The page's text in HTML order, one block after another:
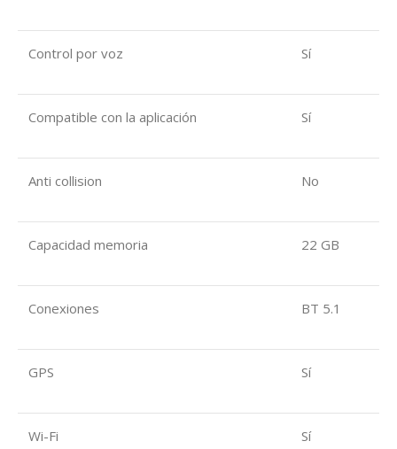
Control por voz Sí
Compatible con la aplicación Sí
Anti collision No
Capacidad memoria 22 GB
Conexiones BT 5.1
GPS Sí
Wi-Fi Sí